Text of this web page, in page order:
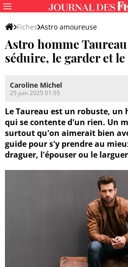
Fiches Astro amoureuse
Astro homme
séduire, le garder et
Caroline Michel
25 juin 2025 01:55
Le Taureau est un robuste,
qui se contente d'un rien. Un
surtout qu'on aimerait bien
guide pour s'y prendre au
draguer, l'épouser ou le